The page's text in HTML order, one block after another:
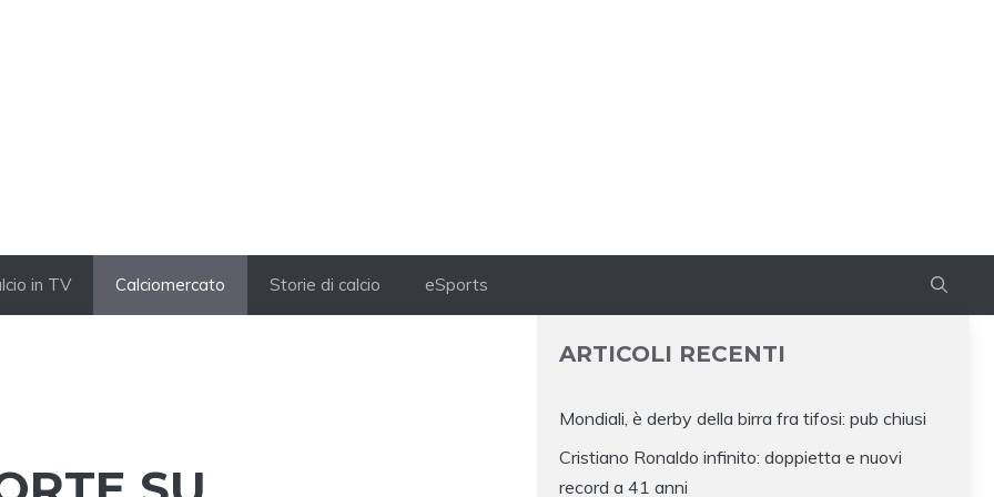
in TV Calciomercato Storie di calcio eSports
ARTICOLI RECENTI
Mondiali, è derby della birra fra tifosi: pub chiusi
Cristiano Ronaldo infinito: doppietta e nuovi
record a 41 anni